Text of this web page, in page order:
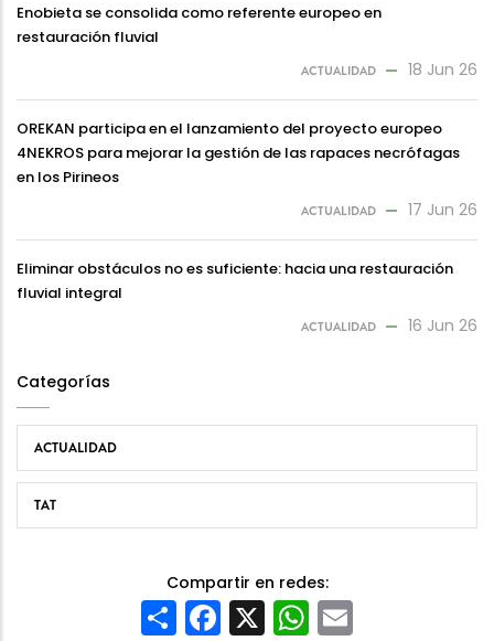
Enobieta se consolida como referente europeo en
restauración fluvial
ACTUALIDAD 18 Jun 26
OREKAN participa en el lanzamiento del proyecto europeo
4NEKROS para mejorar la gestión de las rapaces necrófagas
en los Pirineos
ACTUALIDAD 17 Jun 26
Eliminar obstáculos no es suficiente: hacia una restauración
fluvial integral
ACTUALIDAD 16 Jun 26
Categorías
ACTUALIDAD
TAT
Compartir en redes:
ShareFacebook
X WhatsApp